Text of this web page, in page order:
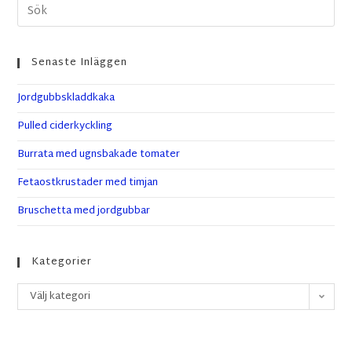
Senaste Inläggen
Jordgubbskladdkaka
Pulled ciderkyckling
Burrata med ugnsbakade tomater
Fetaostkrustader med timjan
Bruschetta med jordgubbar
Kategorier
Välj kategori